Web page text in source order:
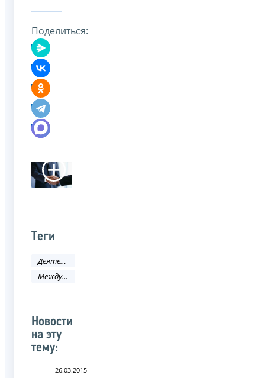
Поделиться:
Теги
Деятельность ФНС
Международное сотрудничество
Новости
на эту
тему:
26.03.2015